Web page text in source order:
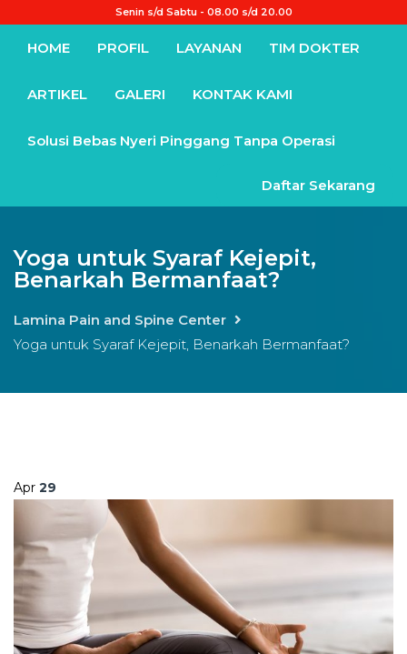
Senin s/d Sabtu - 08.00 s/d 20.00
HOME PROFIL LAYANAN TIM DOKTER
ARTIKEL GALERI KONTAK KAMI
Solusi Bebas Nyeri Pinggang Tanpa Operasi
Daftar Sekarang
Yoga untuk Syaraf Kejepit,
Benarkah Bermanfaat?
Lamina Pain and Spine Center
Yoga untuk Syaraf Kejepit, Benarkah Bermanfaat?
Apr 29